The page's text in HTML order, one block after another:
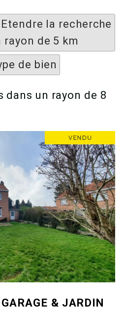
la recherche
rayon de 5 km
de bien
dans un rayon de 8
& JARDIN